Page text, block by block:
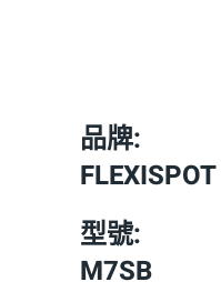
品牌:
FLEXISPOT
型號:
M7SB